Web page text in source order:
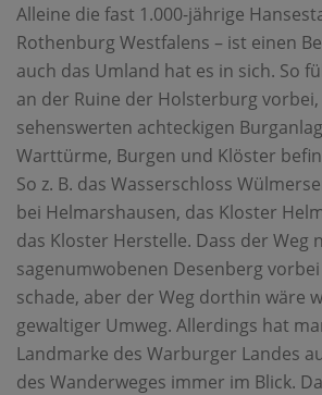
Alleine die fast 1.000-jährige
Rothenburg Westfalens – ist einen
auch das Umland hat es in sich. So
an der Ruine der Holsterburg
sehenswerten achteckigen
Warttürme, Burgen und Klöster
So z. B. das Wasserschloss
bei Helmarshausen, das Kloster
das Kloster Herstelle. Dass der Weg
sagenumwobenen Desenberg
schade, aber der Weg dorthin wäre
gewaltiger Umweg. Allerdings hat
Landmarke des Warburger Landes
des Wanderweges immer im Blick.